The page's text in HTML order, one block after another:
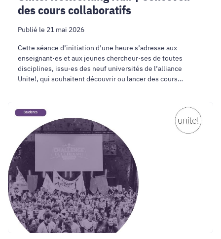
des cours collaboratifs
Publié le 21 mai 2026
Cette séance d’initiation d’une heure s’adresse aux
enseignant·es et aux jeunes chercheur·ses de toutes
disciplines, issu·es des neuf universités de l’alliance
Unite!, qui souhaitent découvrir ou lancer des cours
De
Terrassa
Valence
«
Human
Towers
&
Boules
Unite!